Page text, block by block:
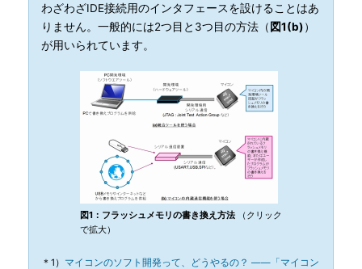
わざわざIDE接続用のインタフェースを設けることはあ
りません。一般的には2つ目と3つ目の方法（図1(b)）
が用いられています。
図1：フラッシュメモリの書き換え方法 （クリック
で拡大）
＊1） マイコンのソフト開発って、どうやるの？ ――「マイコン